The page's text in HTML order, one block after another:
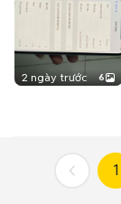
2 ngày trước 6
1